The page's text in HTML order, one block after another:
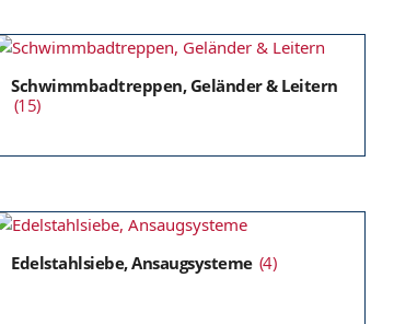
Schwimmbadtreppen, Geländer & Leitern
(15)
Edelstahlsiebe, Ansaugsysteme (4)